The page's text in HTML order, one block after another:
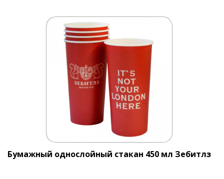
Бумажный однослойный стакан 450 мл Зебитлз